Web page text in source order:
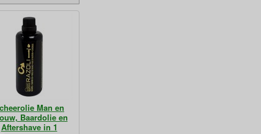
Man en
Baardolie en
Aftershave in 1